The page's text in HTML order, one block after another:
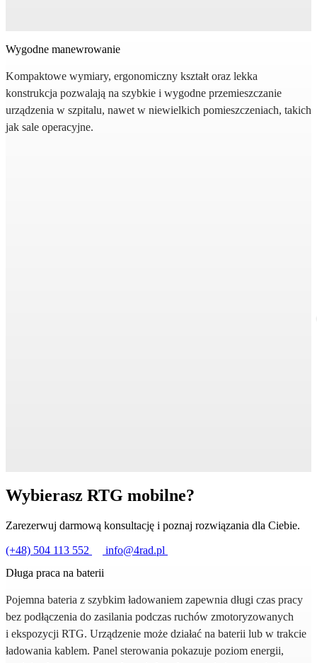
Wygodne manewrowanie
Kompaktowe wymiary, ergonomiczny kształt oraz lekka
konstrukcja pozwalają na szybkie i wygodne przemieszczanie
urządzenia w szpitalu, nawet w niewielkich pomieszczeniach, takich
jak sale operacyjne.
Wybierasz RTG mobilne?
Zarezerwuj darmową konsultację i poznaj rozwiązania dla Ciebie.
(+48) 504 113 552
info@4rad.pl
Długa praca na baterii
Pojemna bateria z szybkim ładowaniem zapewnia długi czas pracy
bez podłączenia do zasilania podczas ruchów zmotoryzowanych
i ekspozycji RTG. Urządzenie może działać na baterii lub w trakcie
ładowania kablem. Panel sterowania pokazuje poziom energii,